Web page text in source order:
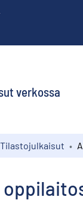
verkossa
Tilastojulkaisut